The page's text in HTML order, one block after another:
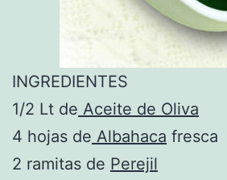
INGREDIENTES
1/2 Lt de Aceite de Oliva
4 hojas de Albahaca fresca
2 ramitas de Perejil